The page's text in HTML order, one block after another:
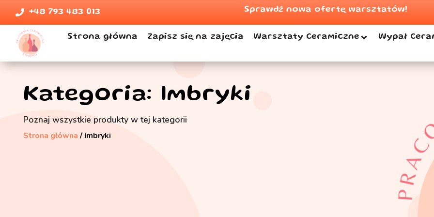
+48 793 483 013 Sprawdź nowa ofertę warsztatów!
Strona główna Zapisz się na zajęcia Warsztaty Ceramiczne Wypał
Kategoria: Imbryki
Poznaj wszystkie produkty w tej kategorii
Strona główna / Imbryki